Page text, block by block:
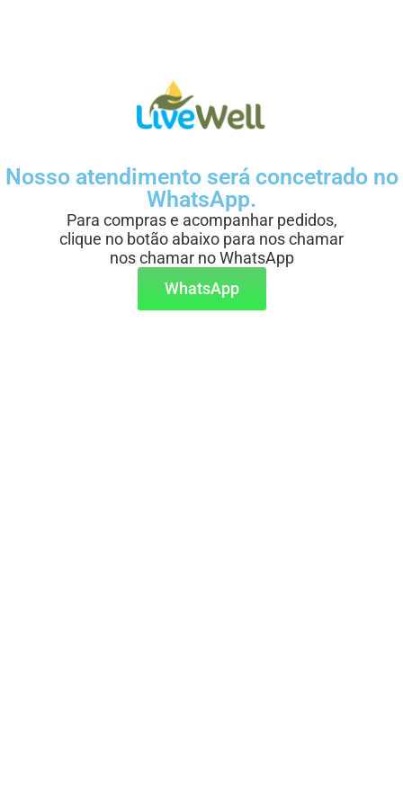
Nosso atendimento será concetrado no
WhatsApp.
Para compras e acompanhar pedidos,
clique no botão abaixo para nos chamar
nos chamar no WhatsApp
WhatsApp